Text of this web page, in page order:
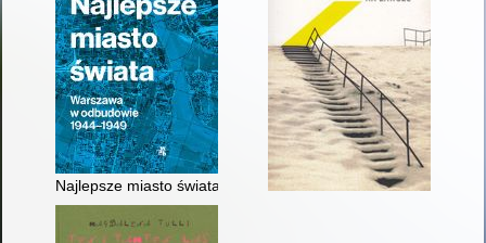
Najlepsze miasto świata : Warszawa w odbudowie 1944-1949